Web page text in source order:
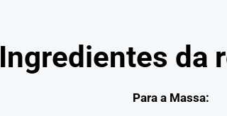
Ingredientes da
Para a Massa: